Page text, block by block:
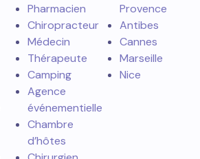
Pharmacien
Chiropracteur
Médecin
Thérapeute
Camping
Agence
événementielle
Chambre
d’hôtes
Provence
Antibes
Cannes
Marseille
Nice